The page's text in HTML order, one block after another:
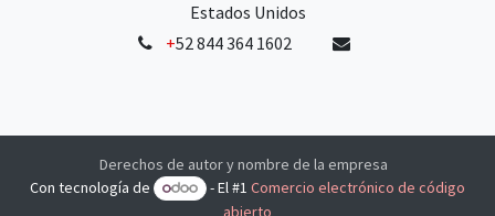
Estados Unidos
+52 844 364 1602
Derechos de autor y nombre de la empresa
Con tecnología de
- El #1Comercio electrónico de código
abierto